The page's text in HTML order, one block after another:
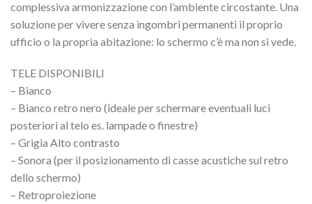
complessiva armonizzazione con l’ambiente circostante. Una
soluzione per vivere senza ingombri permanenti il proprio
ufficio o la propria abitazione: lo schermo c’è ma non si vede.
TELE DISPONIBILI
– Bianco
– Bianco retro nero (ideale per schermare eventuali luci
posteriori al telo es. lampade o finestre)
– Grigia Alto contrasto
– Sonora (per il posizionamento di casse acustiche sul retro
dello schermo)
– Retroproiezione